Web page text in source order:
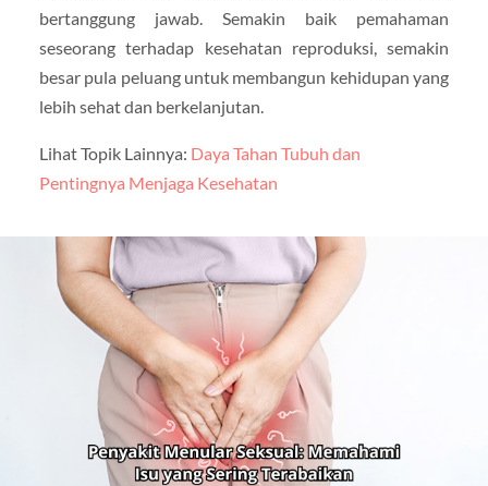
bertanggung jawab. Semakin baik pemahaman
seseorang terhadap kesehatan reproduksi, semakin
besar pula peluang untuk membangun kehidupan yang
lebih sehat dan berkelanjutan.
Lihat Topik Lainnya: Daya Tahan Tubuh dan
Pentingnya Menjaga Kesehatan